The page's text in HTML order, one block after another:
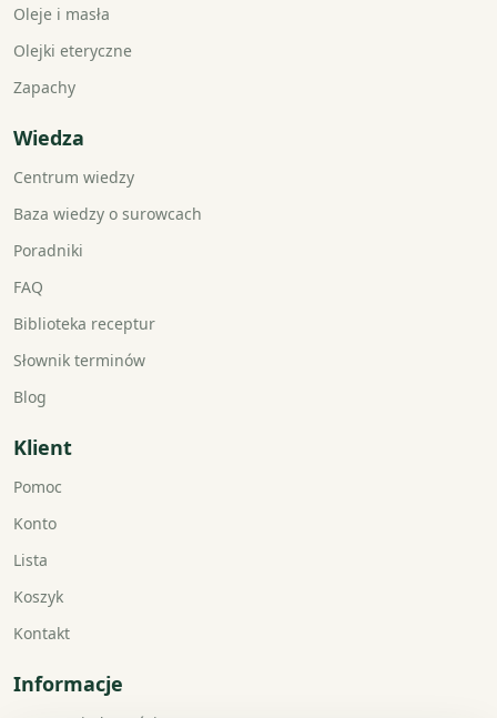
Oleje i masła
Olejki eteryczne
Zapachy
Wiedza
Centrum wiedzy
Baza wiedzy o surowcach
Poradniki
FAQ
Biblioteka receptur
Słownik terminów
Blog
Klient
Pomoc
Konto
Lista
Koszyk
Kontakt
Informacje